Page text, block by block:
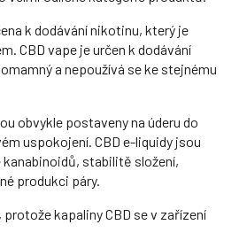
k dodávání nikotinu, který je
CBD vape je určen k dodávání
a nepoužívá se ke stejnému
obvykle postaveny na úderu do
uspokojení. CBD e-liquidy jsou
stabilitě složení,
produkci páry.
kapaliny CBD se v zařízení